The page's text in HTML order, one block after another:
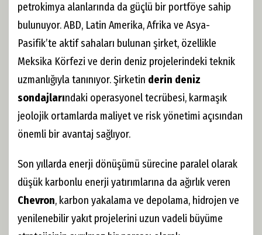
petrokimya alanlarında da güçlü bir portföye sahip
bulunuyor. ABD, Latin Amerika, Afrika ve Asya-
Pasifik’te aktif sahaları bulunan şirket, özellikle
Meksika Körfezi ve derin deniz projelerindeki teknik
uzmanlığıyla tanınıyor. Şirketin derin deniz
sondajlarındaki operasyonel tecrübesi, karmaşık
jeolojik ortamlarda maliyet ve risk yönetimi açısından
önemli bir avantaj sağlıyor.
Son yıllarda enerji dönüşümü sürecine paralel olarak
düşük karbonlu enerji yatırımlarına da ağırlık veren
Chevron, karbon yakalama ve depolama, hidrojen ve
yenilenebilir yakıt projelerini uzun vadeli büyüme